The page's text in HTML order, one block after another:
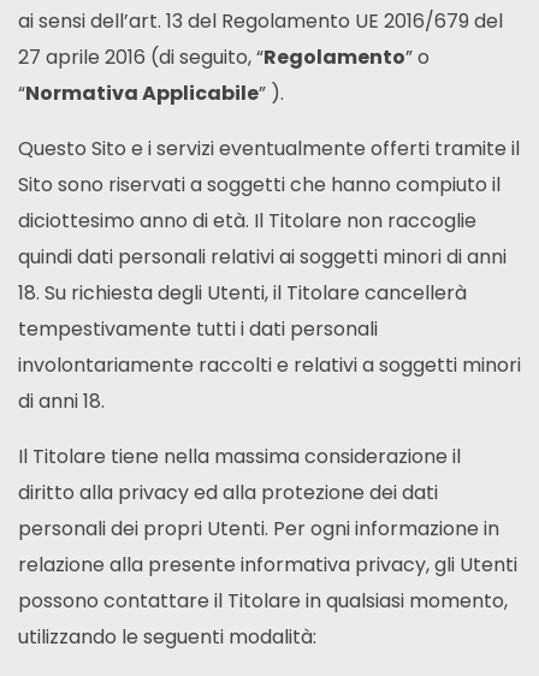
ai sensi dell’art. 13 del Regolamento UE 2016/679 del
27 aprile 2016 (di seguito, “Regolamento” o
“Normativa Applicabile” ).
Questo Sito e i servizi eventualmente offerti tramite il
Sito sono riservati a soggetti che hanno compiuto il
diciottesimo anno di età. Il Titolare non raccoglie
quindi dati personali relativi ai soggetti minori di anni
18. Su richiesta degli Utenti, il Titolare cancellerà
tempestivamente tutti i dati personali
involontariamente raccolti e relativi a soggetti minori
di anni 18.
Il Titolare tiene nella massima considerazione il
diritto alla privacy ed alla protezione dei dati
personali dei propri Utenti. Per ogni informazione in
relazione alla presente informativa privacy, gli Utenti
possono contattare il Titolare in qualsiasi momento,
utilizzando le seguenti modalità: